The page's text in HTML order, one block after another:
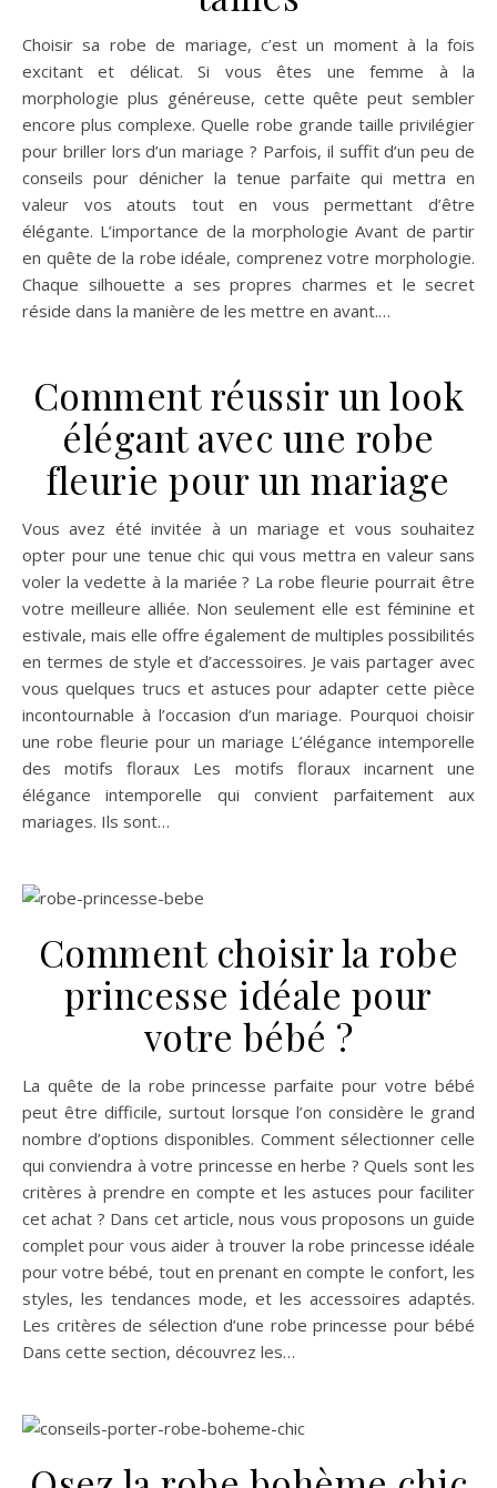
Choisir sa robe de mariage, c’est un moment à la fois
excitant et délicat. Si vous êtes une femme à la
morphologie plus généreuse, cette quête peut sembler
encore plus complexe. Quelle robe grande taille privilégier
pour briller lors d’un mariage ? Parfois, il suffit d’un peu de
conseils pour dénicher la tenue parfaite qui mettra en
valeur vos atouts tout en vous permettant d’être
élégante. L’importance de la morphologie Avant de partir
en quête de la robe idéale, comprenez votre morphologie.
Chaque silhouette a ses propres charmes et le secret
réside dans la manière de les mettre en avant.…
Comment réussir un look
élégant avec une robe
fleurie pour un mariage
Vous avez été invitée à un mariage et vous souhaitez
opter pour une tenue chic qui vous mettra en valeur sans
voler la vedette à la mariée ? La robe fleurie pourrait être
votre meilleure alliée. Non seulement elle est féminine et
estivale, mais elle offre également de multiples possibilités
en termes de style et d’accessoires. Je vais partager avec
vous quelques trucs et astuces pour adapter cette pièce
incontournable à l’occasion d’un mariage. Pourquoi choisir
une robe fleurie pour un mariage L’élégance intemporelle
des motifs floraux Les motifs floraux incarnent une
élégance intemporelle qui convient parfaitement aux
mariages. Ils sont…
Comment choisir la robe
princesse idéale pour
votre bébé ?
La quête de la robe princesse parfaite pour votre bébé
peut être difficile, surtout lorsque l’on considère le grand
nombre d’options disponibles. Comment sélectionner celle
qui conviendra à votre princesse en herbe ? Quels sont les
critères à prendre en compte et les astuces pour faciliter
cet achat ? Dans cet article, nous vous proposons un guide
complet pour vous aider à trouver la robe princesse idéale
pour votre bébé, tout en prenant en compte le confort, les
styles, les tendances mode, et les accessoires adaptés.
Les critères de sélection d’une robe princesse pour bébé
Dans cette section, découvrez les…